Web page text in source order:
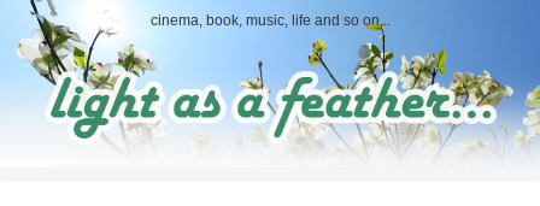
cinema, book, music, life and so on...